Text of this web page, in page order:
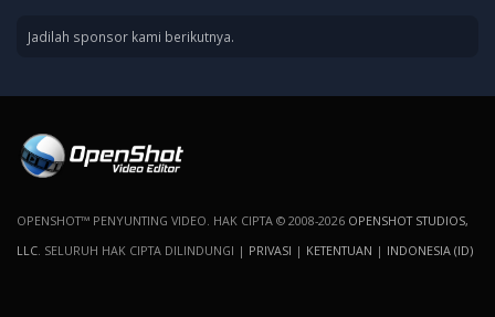
Jadilah sponsor kami berikutnya.
OPENSHOT™ PENYUNTING VIDEO. HAK CIPTA © 2008-2026 OPENSHOT STUDIOS,
LLC . SELURUH HAK CIPTA DILINDUNGI | PRIVASI | KETENTUAN | INDONESIA (ID)